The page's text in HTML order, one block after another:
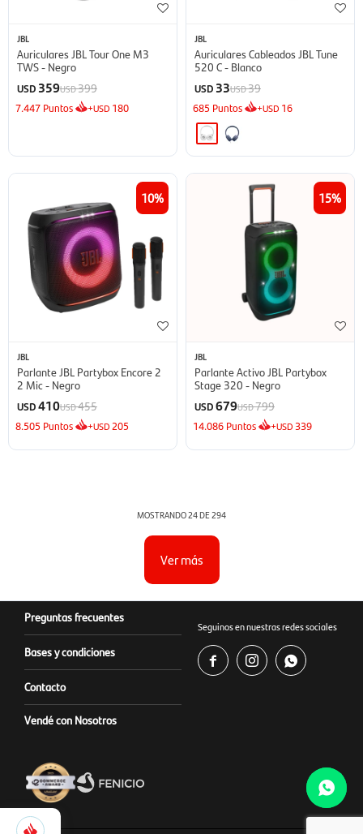
Selecciona
JBL
Auriculares JBL Tour One M3
TWS - Negro
USD 359USD399
7.447 Puntos +USD 180
JBL
Auriculares Cableados JBL Tune
520 C - Blanco
USD 33USD39
685 Puntos +USD 16
10
JBL
Parlante JBL Partybox Encore 2
2 Mic - Negro
USD410USD455
8.505 Puntos +USD 205
15
JBL
Parlante Activo JBL Partybox
Stage 320 - Negro
USD679USD799
14.086 Puntos +USD 339
MOSTRANDO24DE294
Ver más
Preguntas frecuentes
Bases y condiciones
Contacto
Vendé con Nosotros
Seguinos en nuestras redes sociales
  